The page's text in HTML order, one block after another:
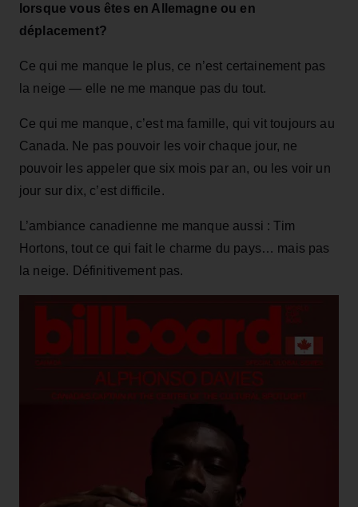
lorsque vous êtes en Allemagne ou en
déplacement?
Ce qui me manque le plus, ce n’est certainement pas
la neige — elle ne me manque pas du tout.
Ce qui me manque, c’est ma famille, qui vit toujours au
Canada. Ne pas pouvoir les voir chaque jour, ne
pouvoir les appeler que six mois par an, ou les voir un
jour sur dix, c’est difficile.
L’ambiance canadienne me manque aussi : Tim
Hortons, tout ce qui fait le charme du pays… mais pas
la neige. Définitivement pas.